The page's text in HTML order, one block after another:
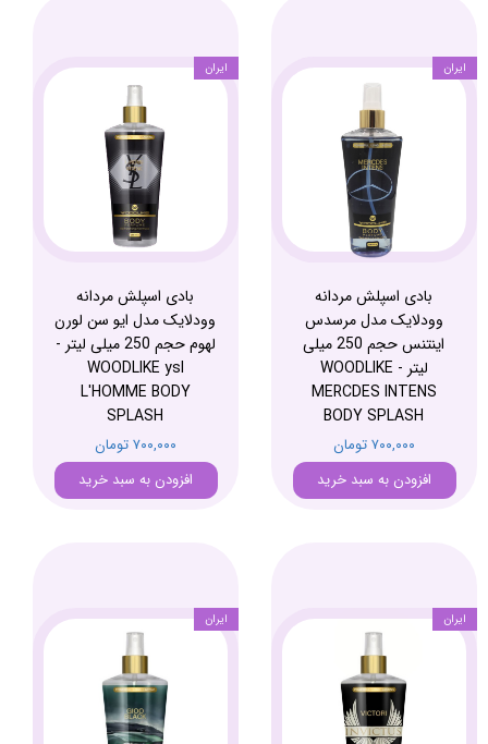
بادی اسپلش مردانه
وودلایک مدل مرسدس
اینتنس حجم 250 میلی
لیتر - WOODLIKE
MERCDES INTENS
BODY SPLASH
۷۰۰,۰۰۰ تومان
افزودن به سبد خرید
ایران
بادی اسپلش مردانه
وودلایک مدل ایو سن لورن
لهوم حجم 250 میلی لیتر -
WOODLIKE ysl
L'HOMME BODY
SPLASH
۷۰۰,۰۰۰ تومان
افزودن به سبد خرید
ایران
ایران ایران